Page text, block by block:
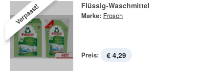
Verpasst! Flüssig-Waschmittel
Marke: Frosch
Preis: € 4,29